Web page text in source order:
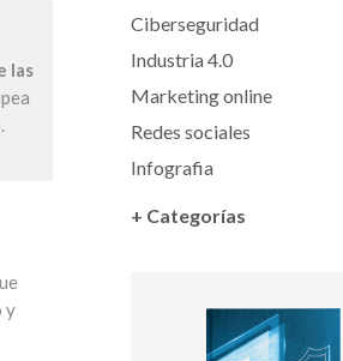
las
y
Ciberseguridad
Industria 4.0
Marketing online
Redes sociales
Infografia
+ Categorías